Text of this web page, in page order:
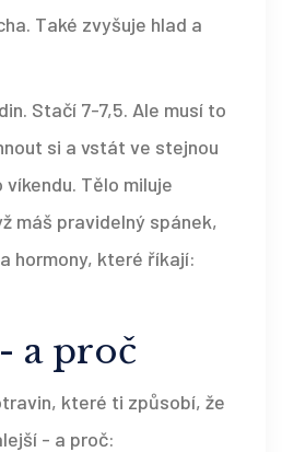
Také zvyšuje hlad a
Stačí 7-7,5. Ale musí to
si a vstát ve stejnou
víkendu. Tělo miluje
máš pravidelný spánek,
hormony, které říkají:
a proč
které ti způsobí, že
- a proč: